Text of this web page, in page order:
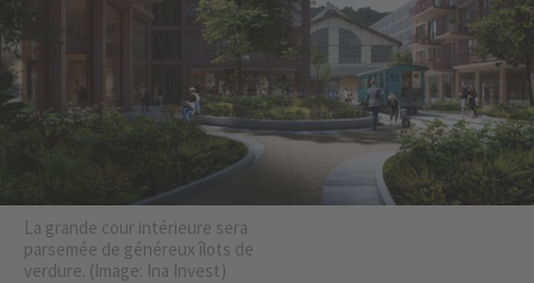
La grande cour intérieure sera
parsemée de généreux îlots de
verdure. (Image: Ina Invest)